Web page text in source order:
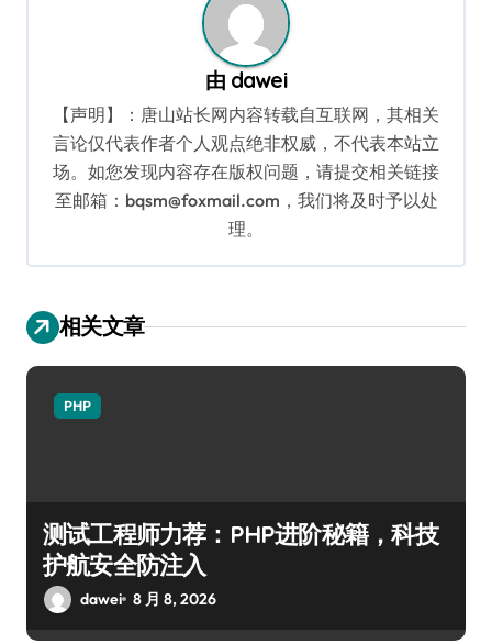
由 dawei
【声明】：唐山站长网内容转载自互联网，其相关
言论仅代表作者个人观点绝非权威，不代表本站立
场。如您发现内容存在版权问题，请提交相关链接
至邮箱：bqsm@foxmail.com，我们将及时予以处
理。
相关文章
PHP
测试工程师力荐：PHP进阶秘籍，科技
护航安全防注入
dawei 8 月 8, 2026